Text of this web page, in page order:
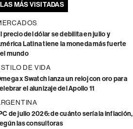
LAS MÁS VISITADAS
precio del dólar se debilita en julio y
Latina tiene la moneda más fuerte
mundo
DE VIDA
x Swatch lanza un reloj con oro para
el alunizaje del Apollo 11
de julio 2026: de cuánto sería la inflación,
las consultoras